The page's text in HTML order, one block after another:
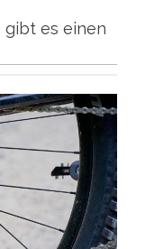
gibt es einen